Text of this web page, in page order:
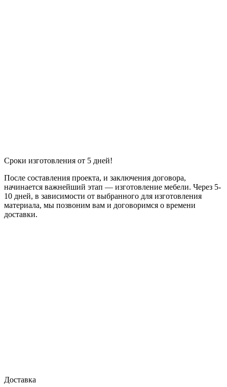
Сроки изготовления от 5 дней!
После составления проекта, и заключения договора,
начинается важнейший этап — изготовление мебели. Через 5-
10 дней, в зависимости от выбранного для изготовления
материала, мы позвоним вам и договоримся о времени
доставки.
Доставка